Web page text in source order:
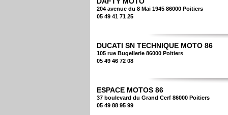
204 avenue du 8 Mai 1945 86000 Poitiers
05 49 41 71 25
DUCATI SN TECHNIQUE MOTO 86
105 rue Bugellerie 86000 Poitiers
05 49 46 72 08
ESPACE MOTOS 86
37 boulevard du Grand Cerf 86000 Poitiers
05 49 88 95 99